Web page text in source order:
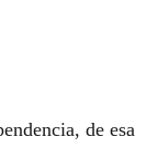
de esa